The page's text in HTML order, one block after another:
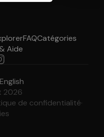
FAQCatégories
Aide
English
2026
de confidentialité·